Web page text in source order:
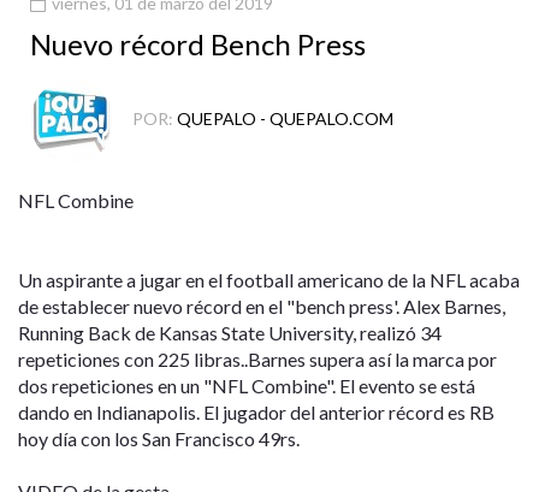
Nuevo récord Bench Press
POR: QUEPALO - QUEPALO.COM
NFL Combine
Un aspirante a jugar en el football americano de la NFL acaba
de establecer nuevo récord en el "bench press'. Alex Barnes,
Running Back de Kansas State University, realizó 34
repeticiones con 225 libras..Barnes supera así la marca por
dos repeticiones en un "NFL Combine". El evento se está
dando en Indianapolis. El jugador del anterior récord es RB
hoy día con los San Francisco 49rs.